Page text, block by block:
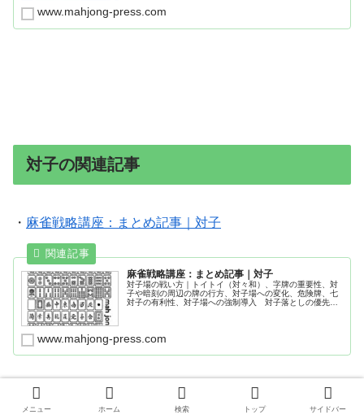
www.mahjong-press.com
対子の関連記事
・ 麻雀戦略講座：まとめ記事｜対子
麻雀戦略講座：まとめ記事｜対子
対子場の戦い方｜トイトイ（対々和）、字牌の重要性、対
子や暗刻の周辺の牌の行方、対子場への変化、危険牌、七
対子の有利性、対子場への強制導入 対子落としの優先順
変化、対子場の読み方 トイトイ（対々和）、対子場の危険
www.mahjong-press.com
メニュー ホーム 検索 トップ サイドバー